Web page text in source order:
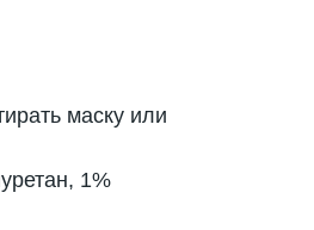
маску или
1%